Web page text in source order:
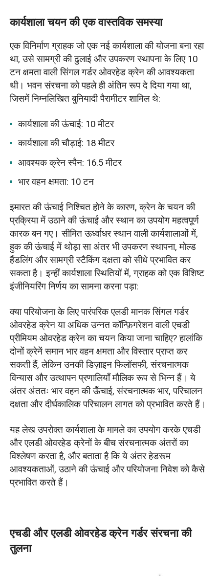
एचडी और एलडी ओवरहेड क्रेन गर्डर संरचना की
तुलना
इलेक्ट्रिक होइस्ट का विन्यास और स्थापना विधि
वास्तविक कार्यशाला का मामला: उठाने की ऊंचाई का
लाभ और लागत तुलना
कार्यशाला चयन की एक वास्तविक समस्या
एक विनिर्माण ग्राहक जो एक नई कार्यशाला की योजना बना रहा
था, उसे सामग्री की ढुलाई और उपकरण स्थापना के लिए 10
टन क्षमता वाली सिंगल गर्डर ओवरहेड क्रेन की आवश्यकता
थी। भवन संरचना को पहले ही अंतिम रूप दे दिया गया था,
जिसमें निम्नलिखित बुनियादी पैरामीटर शामिल थे:
कार्यशाला की ऊंचाई: 10 मीटर
कार्यशाला की चौड़ाई: 18 मीटर
आवश्यक क्रेन स्पैन: 16.5 मीटर
भार वहन क्षमता: 10 टन
इमारत की ऊंचाई निश्चित होने के कारण, क्रेन के चयन की
प्रक्रिया में उठाने की ऊंचाई और स्थान का उपयोग महत्वपूर्ण
कारक बन गए। सीमित ऊर्ध्वाधर स्थान वाली कार्यशालाओं में,
हुक की ऊंचाई में थोड़ा सा अंतर भी उपकरण स्थापना, मोल्ड
हैंडलिंग और सामग्री स्टैकिंग दक्षता को सीधे प्रभावित कर
सकता है। इन्हीं कार्यशाला स्थितियों में, ग्राहक को एक विशिष्ट
इंजीनियरिंग निर्णय का सामना करना पड़ा:
क्या परियोजना के लिए पारंपरिक एलडी मानक सिंगल गर्डर
ओवरहेड क्रेन या अधिक उन्नत कॉन्फ़िगरेशन वाली एचडी
प्रीमियम ओवरहेड क्रेन का चयन किया जाना चाहिए? हालांकि
दोनों क्रेनें समान भार वहन क्षमता और विस्तार प्राप्त कर
सकती हैं, लेकिन उनकी डिज़ाइन फिलॉसफी, संरचनात्मक
विन्यास और उत्थापन प्रणालियाँ मौलिक रूप से भिन्न हैं। ये
अंतर अंततः भार वहन की ऊँचाई, संरचनात्मक भार, परिचालन
दक्षता और दीर्घकालिक परिचालन लागत को प्रभावित करते हैं।
यह लेख उपरोक्त कार्यशाला के मामले का उपयोग करके एचडी
और एलडी ओवरहेड क्रेनों के बीच संरचनात्मक अंतरों का
विश्लेषण करता है, और बताता है कि ये अंतर हेडरूम
आवश्यकताओं, उठाने की ऊंचाई और परियोजना निवेश को कैसे
प्रभावित करते हैं।
एचडी और एलडी ओवरहेड क्रेन गर्डर संरचना की
तुलना